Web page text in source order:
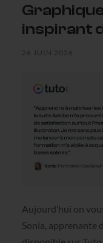
inspirant
26 JUIN 2026
Aujourd’hui on
Sonia, apprenante